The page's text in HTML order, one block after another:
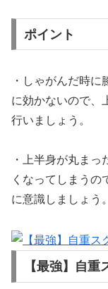
ポイント
・しゃがんだ時
に効かないので、
行いましょう。
・上半身が丸ま
くなってしまうの
に意識しましょう。
【最強】自